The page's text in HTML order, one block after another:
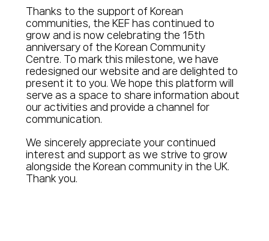
Thanks to the support of Korean
communities, the KEF has continued to
grow and is now celebrating the 15th
anniversary of the Korean Community
Centre. To mark this milestone, we have
redesigned our website and are delighted to
present it to you. We hope this platform will
serve as a space to share information about
our activities and provide a channel for
communication.
We sincerely appreciate your continued
interest and support as we strive to grow
alongside the Korean community in the UK.
Thank you.